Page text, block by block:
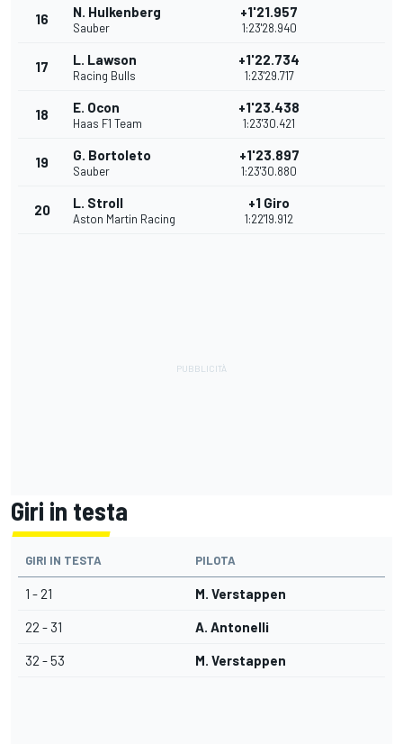
16 N. Hulkenberg
Sauber
+1'21.957
1:23'28.940
17 L. Lawson
Racing Bulls
+1'22.734
1:23'29.717
18 E. Ocon
Haas F1 Team
+1'23.438
1:23'30.421
19 G. Bortoleto
Sauber
+1'23.897
1:23'30.880
20 L. Stroll
Aston Martin Racing
+1 Giro
1:22'19.912
Giri in testa
GIRI IN TESTA PILOTA
1 - 21 M. Verstappen
22 - 31 A. Antonelli
32 - 53 M. Verstappen